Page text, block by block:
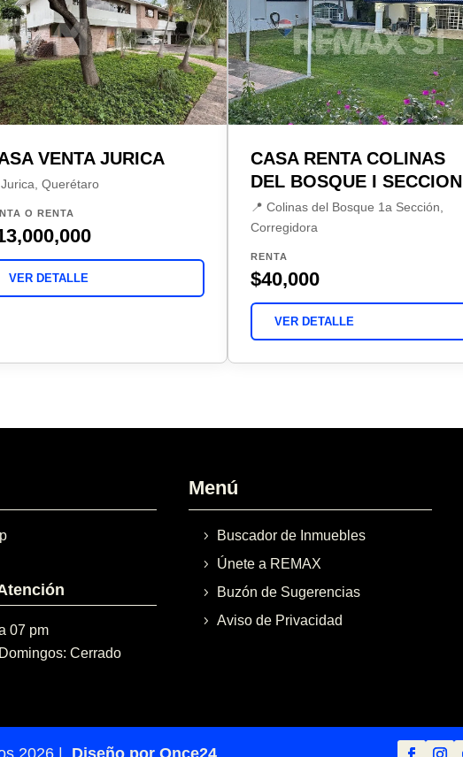
VENTA JURICA
Jurica, Querétaro
O RENTA
VER DETALLE
CASA RENTA COLINAS
DEL BOSQUE I SECCION
📍 Colinas del Bosque 1a Sección,
Corregidora
RENTA
$40,000
VER DETALLE
07 pm
Cerrado
Menú
Buscador de Inmuebles
Únete a REMAX
Buzón de Sugerencias
Aviso de Privacidad